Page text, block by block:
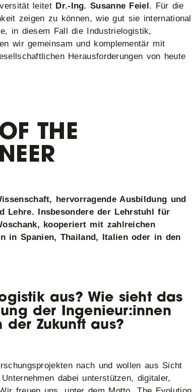
leitet Dr.-Ing. Susanne Feiel. Für die
zeigen zu können, wie gut sie international
in diesem Fall die Industrielogistik,
wir gemeinsam und komplementär mit
Herausforderungen von heute
THE
hervorragende Ausbildung und
Lehre. Insbesondere der Lehrstuhl für
kooperiert mit zahlreichen
in Spanien, Thailand, Italien oder in den
aus? Wie sieht das
der Ingenieur:innen
Zukunft aus?
nach und wollen aus Sicht
dabei unterstützen, digitaler,